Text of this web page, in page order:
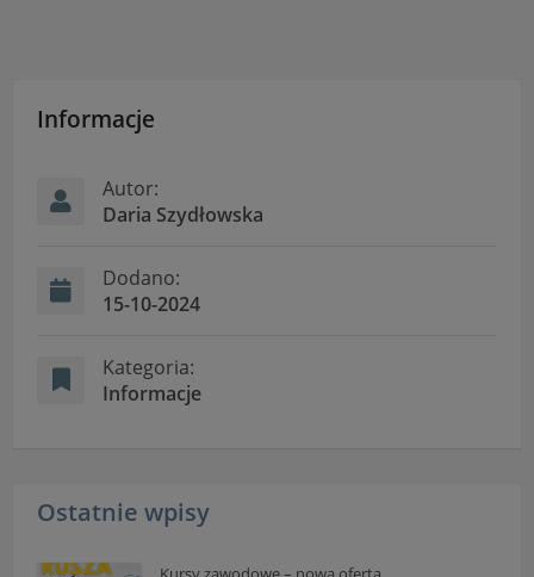
Informacje
Autor:
Daria Szydłowska
Dodano:
15-10-2024
Kategoria:
Informacje
Ostatnie wpisy